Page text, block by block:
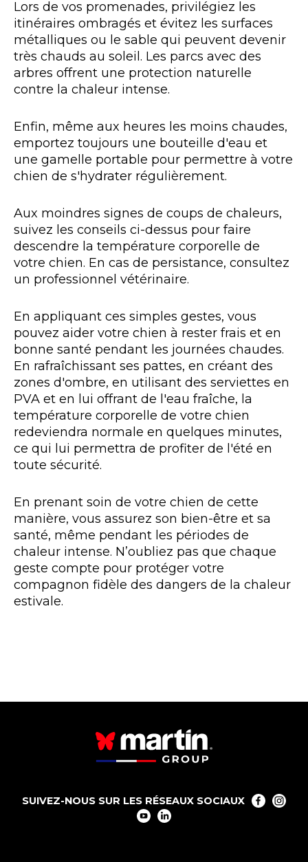
Lors de vos promenades, privilégiez les
itinéraires ombragés et évitez les surfaces
métalliques ou le sable qui peuvent devenir
très chauds au soleil. Les parcs avec des
arbres offrent une protection naturelle
contre la chaleur intense.
Enfin, même aux heures les moins chaudes,
emportez toujours une bouteille d'eau et
une gamelle portable pour permettre à votre
chien de s'hydrater régulièrement.
Aux moindres signes de coups de chaleurs,
suivez les conseils ci-dessus pour faire
descendre la température corporelle de
votre chien. En cas de persistance, consultez
un professionnel vétérinaire.
En appliquant ces simples gestes, vous
pouvez aider votre chien à rester frais et en
bonne santé pendant les journées chaudes.
En rafraîchissant ses pattes, en créant des
zones d'ombre, en utilisant des serviettes en
PVA et en lui offrant de l'eau fraîche, la
température corporelle de votre chien
redeviendra normale en quelques minutes,
ce qui lui permettra de profiter de l'été en
toute sécurité.
En prenant soin de votre chien de cette
manière, vous assurez son bien-être et sa
santé, même pendant les périodes de
chaleur intense. N’oubliez pas que chaque
geste compte pour protéger votre
compagnon fidèle des dangers de la chaleur
estivale.
SUIVEZ-NOUS SUR LES RÉSEAUX SOCIAUX